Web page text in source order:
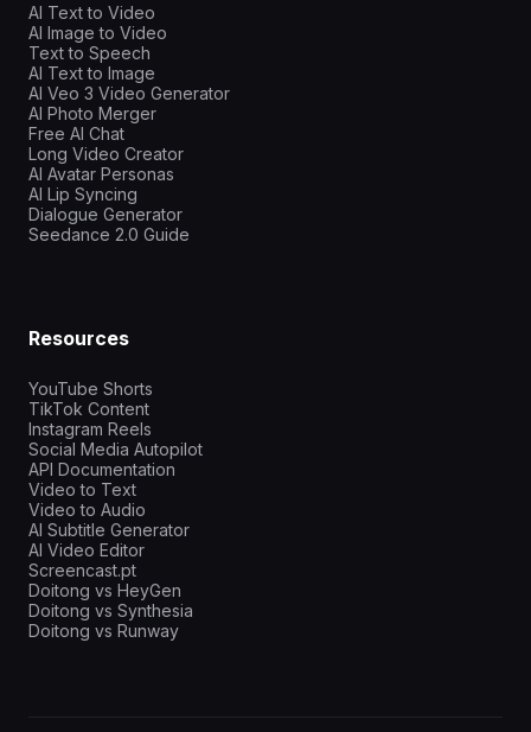
AI Text to Video
AI Image to Video
Text to Speech
AI Text to Image
AI Veo 3 Video Generator
AI Photo Merger
Free AI Chat
Long Video Creator
AI Avatar Personas
AI Lip Syncing
Dialogue Generator
Seedance 2.0 Guide
Resources
YouTube Shorts
TikTok Content
Instagram Reels
Social Media Autopilot
API Documentation
Video to Text
Video to Audio
AI Subtitle Generator
AI Video Editor
Screencast.pt
Doitong vs HeyGen
Doitong vs Synthesia
Doitong vs Runway